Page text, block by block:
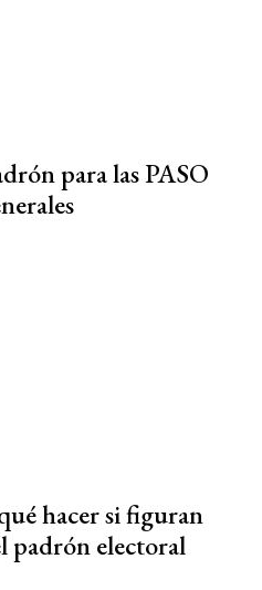
para las PASO
hacer si figuran
padrón electoral